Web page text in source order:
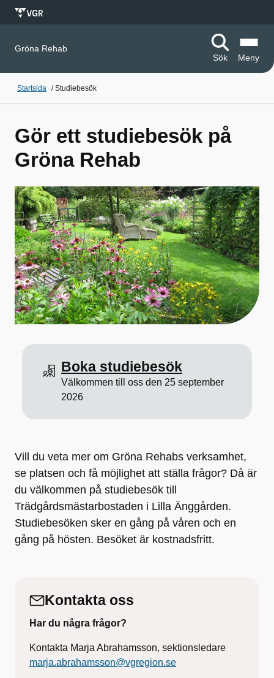
Gröna Rehab
Sök
Meny
Startsida /Studiebesök
Gör ett studiebesök på
Gröna Rehab
Boka studiebesök
Välkommen till oss den 25 september
2026
Vill du veta mer om Gröna Rehabs verksamhet,
se platsen och få möjlighet att ställa frågor? Då är
du välkommen på studiebesök till
Trädgårdsmästarbostaden i Lilla Änggården.
Studiebesöken sker en gång på våren och en
gång på hösten. Besöket är kostnadsfritt.
Kontakta oss
Har du några frågor?
Kontakta Marja Abrahamsson, sektionsledare
marja.abrahamsson@vgregion.se